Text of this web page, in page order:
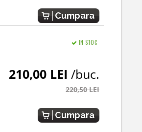
Cumpara
IN STOC
210,00 LEI /buc.
220,50 LEI
Cumpara